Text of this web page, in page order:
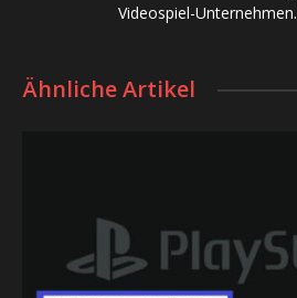
Videospiel-Unternehmen.
Ähnliche Artikel